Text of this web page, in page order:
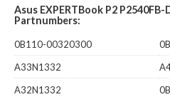
Asus EXPERTBook P2
Partnumbers:
0B110-00320300
A33N1332
A32N1332